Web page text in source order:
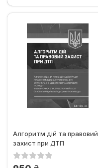
Алгоритм дій та правовий
захист при ДТП